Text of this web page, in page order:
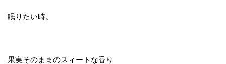
眠りたい時。
果実そのままのスィートな香り